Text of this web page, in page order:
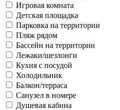
Игровая комната
Детская площадка
Парковка на территории
Пляж рядом
Бассейн на территории
Лежаки/шезлонги
Кухня с посудой
Холодильник
Балкон/терраса
Санузел в номере
Душевая кабина